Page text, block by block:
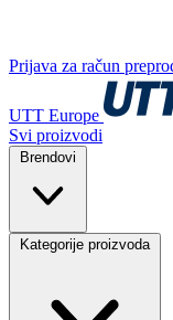
Prijava za račun
UTT Europe
Svi proizvodi
Brendovi
Kategorije proizvoda